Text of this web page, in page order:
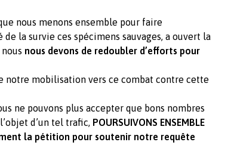
nous menons ensemble pour faire
la survie ces spécimens sauvages, a ouvert la
nous devons de redoubler d’efforts pour
notre mobilisation vers ce combat contre cette
ne pouvons plus accepter que bons nombres
d’un tel trafic, POURSUIVONS ENSEMBLE
la pétition pour soutenir notre requête